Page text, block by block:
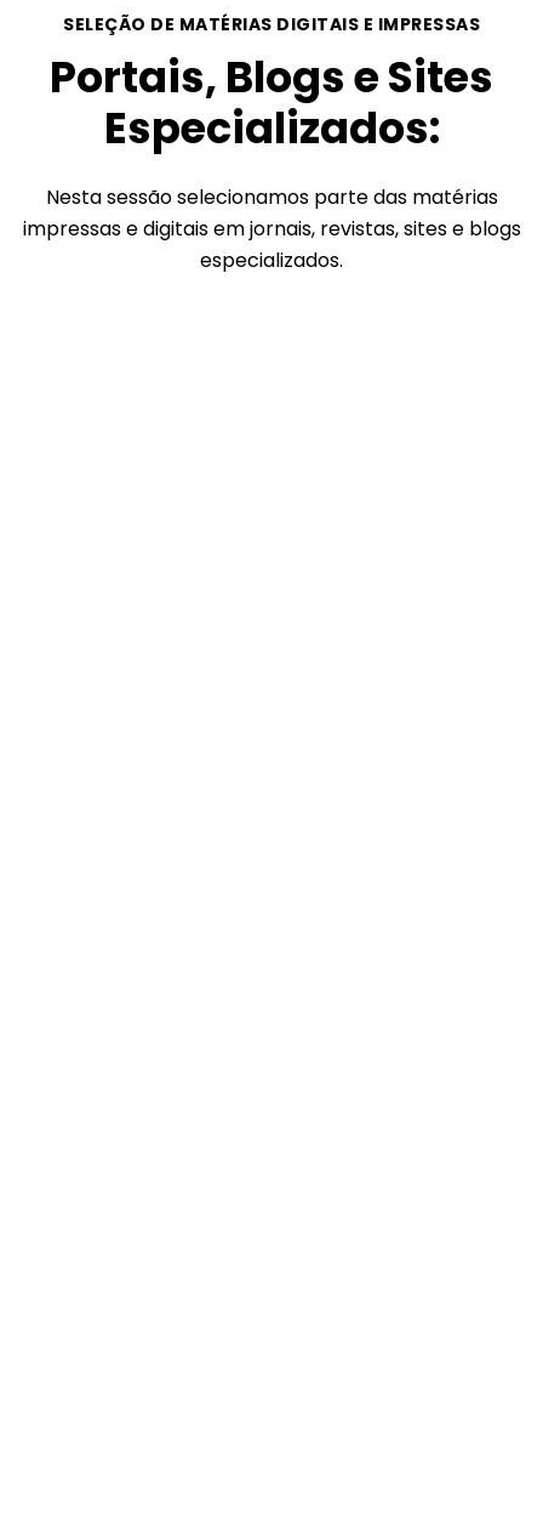
SELEÇÃO DE MATÉRIAS DIGITAIS E IMPRESSAS
Portais, Blogs e Sites
Especializados:
Nesta sessão selecionamos parte das matérias
impressas e digitais em jornais, revistas, sites e blogs
especializados.